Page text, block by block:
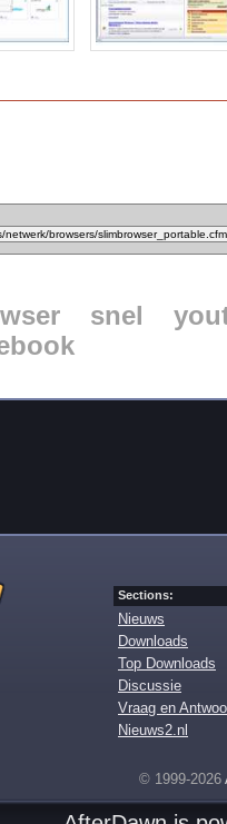
snel
Sections:
Nieuws
Downloads
Top Downloads
Discussie
Vraag en
Nieuws2.nl
© 1999-2026